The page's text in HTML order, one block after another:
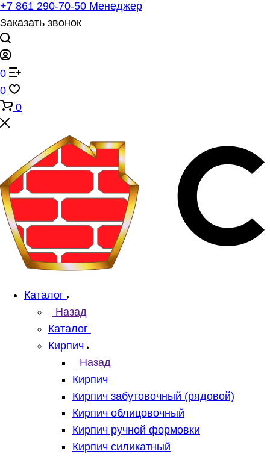
+7 861 290-70-50 Менеджер
Заказать звонок
0
0
0
Каталог
Назад
Каталог
Кирпич
Назад
Кирпич
Кирпич забутовочный (рядовой)
Кирпич облицовочный
Кирпич ручной формовки
Кирпич силикатный